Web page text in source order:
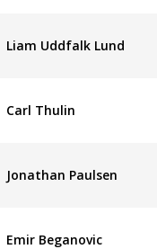
Liam Uddfalk Lund
Carl Thulin
Jonathan Paulsen
Emir Beganovic